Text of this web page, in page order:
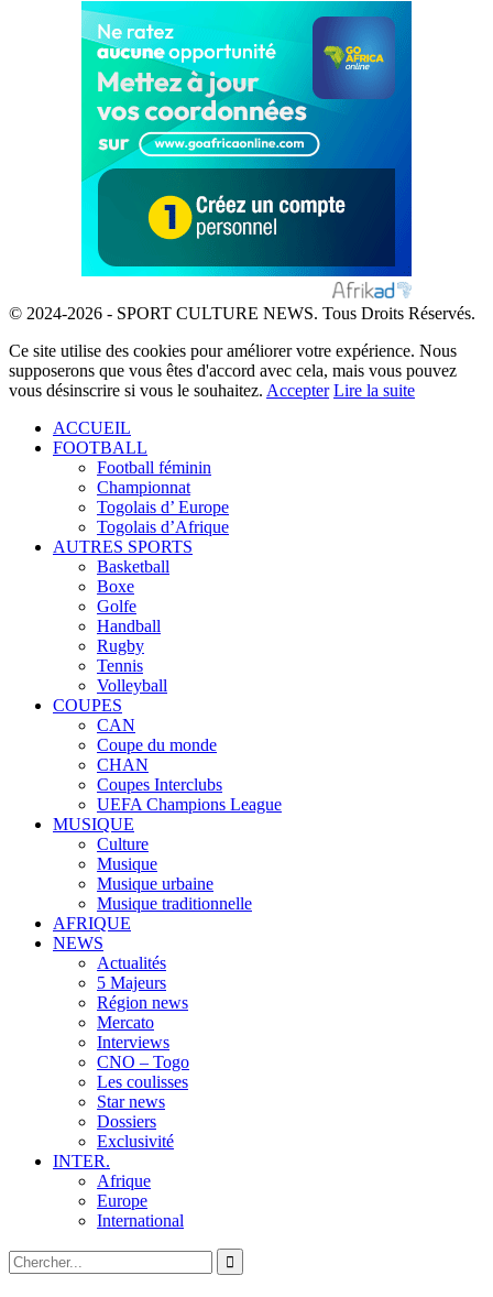
© 2024-2026 - SPORT CULTURE NEWS. Tous Droits Réservés.
Ce site utilise des cookies pour améliorer votre expérience. Nous
supposerons que vous êtes d'accord avec cela, mais vous pouvez
vous désinscrire si vous le souhaitez. Accepter Lire la suite
ACCUEIL
FOOTBALL
Football féminin
Championnat
Togolais d’ Europe
Togolais d’Afrique
AUTRES SPORTS
Basketball
Boxe
Golfe
Handball
Rugby
Tennis
Volleyball
COUPES
CAN
Coupe du monde
CHAN
Coupes Interclubs
UEFA Champions League
MUSIQUE
Culture
Musique
Musique urbaine
Musique traditionnelle
AFRIQUE
NEWS
Actualités
5 Majeurs
Région news
Mercato
Interviews
CNO – Togo
Les coulisses
Star news
Dossiers
Exclusivité
INTER.
Afrique
Europe
International